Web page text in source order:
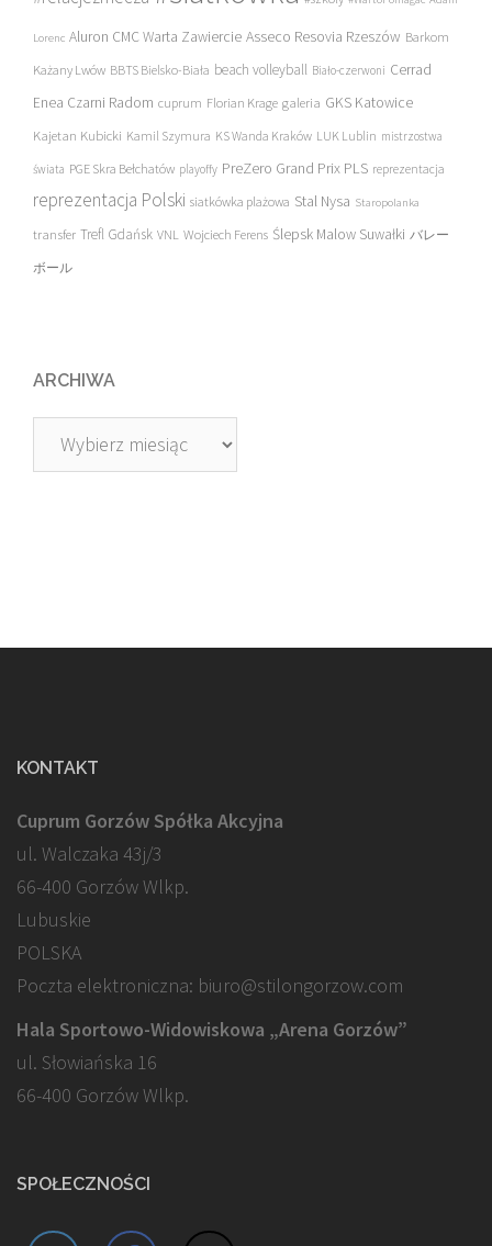
Lorenc Aluron CMC Warta Zawiercie Asseco Resovia Rzeszów Barkom
Każany Lwów BBTS Bielsko-Biała beach volleyball Biało-czerwoni Cerrad
Enea Czarni Radom cuprum Florian Krage galeria GKS Katowice
Kajetan Kubicki Kamil Szymura KS Wanda Kraków LUK Lublin mistrzostwa
świata PGE Skra Bełchatów playoffy PreZero Grand Prix PLS reprezentacja
reprezentacja Polski siatkówka plażowa Stal Nysa Staropolanka
transfer Trefl Gdańsk VNL Wojciech Ferens Ślepsk Malow Suwałki バレー
ボール
ARCHIWA
Archiwa
KONTAKT
Cuprum Gorzów Spółka Akcyjna
ul. Walczaka 43j/3
66-400 Gorzów Wlkp.
Lubuskie
POLSKA
Poczta elektroniczna: biuro@stilongorzow.com
Hala Sportowo-Widowiskowa „Arena Gorzów”
ul. Słowiańska 16
66-400 Gorzów Wlkp.
SPOŁECZNOŚCI